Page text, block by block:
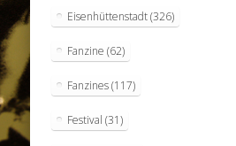
Eisenhüttenstadt(326)
Fanzine (62)
Fanzines(117)
Festival (31)